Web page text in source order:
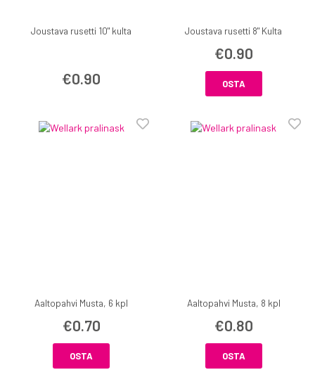
Joustava rusetti 10" kulta
€0.90
Joustava rusetti 8" Kulta
€0.90
OSTA
Aaltopahvi Musta, 6 kpl
€0.70
OSTA
Aaltopahvi Musta, 8 kpl
€0.80
OSTA